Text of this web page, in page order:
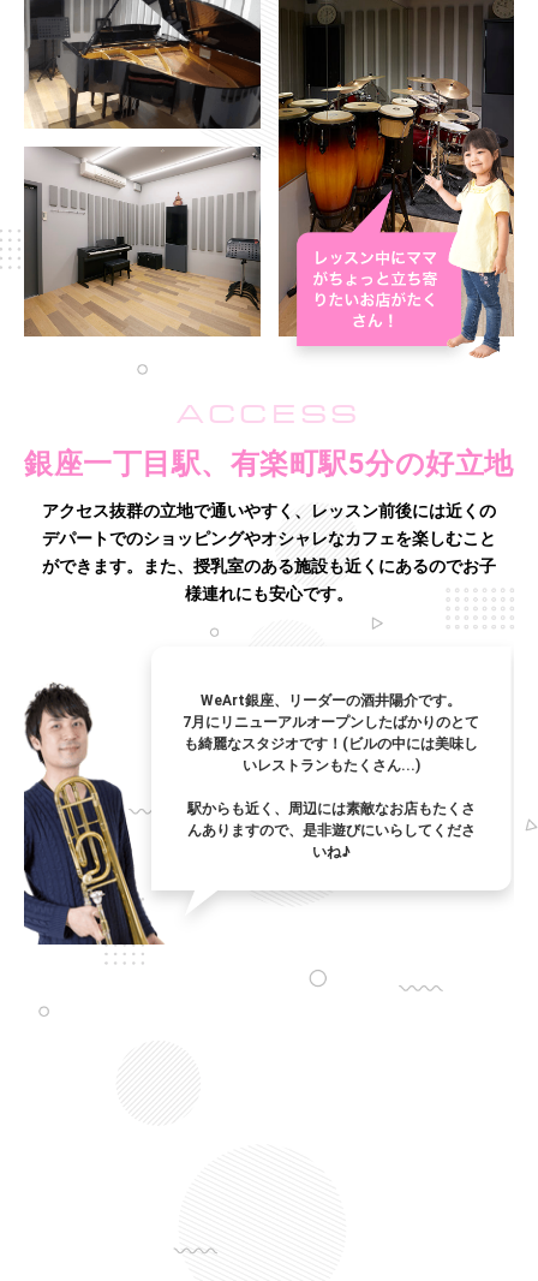
ACCESS
銀座一丁目駅、有楽町駅5分の好立地
アクセス抜群の立地で通いやすく、レッスン前後には近くの
デパートでのショッピングやオシャレなカフェを楽しむこと
ができます。
また、授乳室のある施設も近くにあるのでお子
様連れにも安心です。
WeArt銀座、リーダーの酒井陽介です。
7月にリニューアルオープンしたばかりのとて
も綺麗なスタジオです！(ビルの中には美味し
いレストランもたくさん...)
駅からも近く、周辺には素敵なお店もたくさ
んありますので、是非遊びにいらしてくださ
いね♪